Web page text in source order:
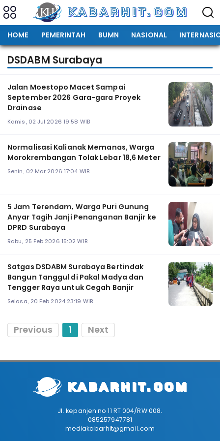
HOME PEMERINTAH BUMN NASIONAL
DSDABM Surabaya
Jalan Moestopo Macet Sampai
September 2026 Gara-gara Proyek
Drainase
Kamis, 02 Jul 2026 19:58 WIB
Normalisasi Kalianak Memanas, Warga
Morokrembangan Tolak Lebar 18,6 Meter
Senin, 02 Mar 2026 17:04 WIB
5 Jam Terendam, Warga Puri Gunung
Anyar Tagih Janji Penanganan Banjir ke
DPRD Surabaya
Rabu, 25 Feb 2026 15:02 WIB
Satgas DSDABM Surabaya Bertindak
Bangun Tanggul di Pakal Madya dan
Tengger Raya untuk Cegah Banjir
Selasa, 20 Feb 2024 23:19 WIB
Previous 1 Next
Jl. kepanjen no 11 RT 004/RW 008.
085257947781
mediakabarhit@gmail.com